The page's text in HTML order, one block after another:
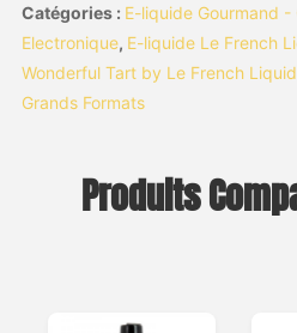
Catégories : E-liquide Gourmand
Electronique, E-liquide Le French
Wonderful Tart by Le French
Grands Formats
Produits